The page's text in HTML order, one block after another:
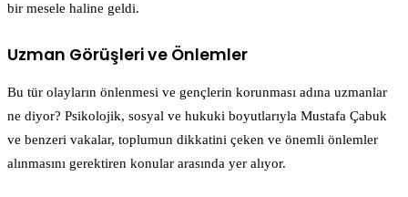
bir mesele haline geldi.
Uzman Görüşleri ve Önlemler
Bu tür olayların önlenmesi ve gençlerin korunması adına uzmanlar
ne diyor? Psikolojik, sosyal ve hukuki boyutlarıyla Mustafa Çabuk
ve benzeri vakalar, toplumun dikkatini çeken ve önemli önlemler
alınmasını gerektiren konular arasında yer alıyor.